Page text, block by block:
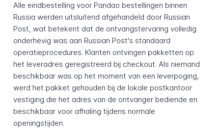
Alle eindbestelling voor Pandao bestellingen binnen
Russia werden uitsluitend afgehandeld door Russian
Post, wat betekent dat de ontvangstervaring volledig
onderhevig was aan Russian Post's standaard
operatieprocedures. Klanten ontvingen pakketten op
het leveradres geregistreerd bij checkout. Als niemand
beschikbaar was op het moment van een leverpoging,
werd het pakket gehouden bij de lokale postkantoor
vestiging die het adres van de ontvanger bediende en
beschikbaar voor afhaling tijdens normale
openingstijden.